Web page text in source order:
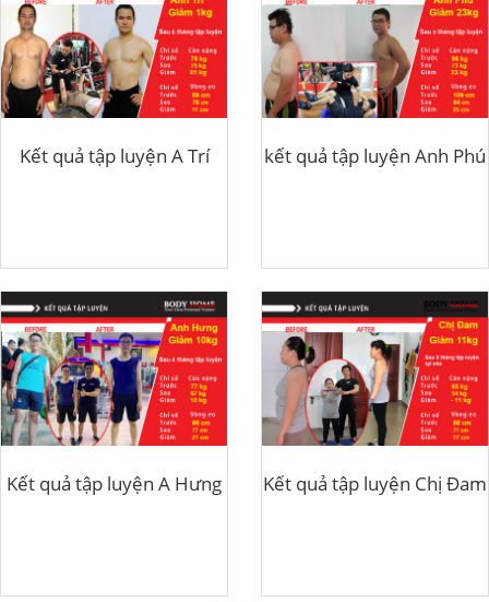
Kết quả tập luyện A Trí kết quả tập luyện Anh Phú
Kết quả tập luyện A Hưng Kết quả tập luyện Chị Đam